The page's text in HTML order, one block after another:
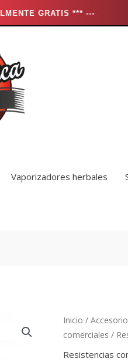
*** --- *** ENVIOS
Vaporizadores herbales
Inicio /
comerciales /
Resistencias